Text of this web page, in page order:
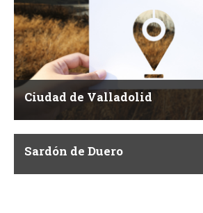
Ciudad de Valladolid
Sardón de Duero